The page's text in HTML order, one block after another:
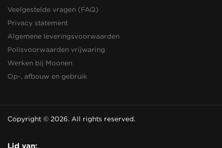
Veelgestelde vragen (FAQ)
Privacy statement
Algemene leveringsvoorwaarden
Polisvoorwaarden vrijwaring
Werken bij Moonen
Op-, afbouw en gebruik
Copyright © 2026. All rights reserved.
Lid van: